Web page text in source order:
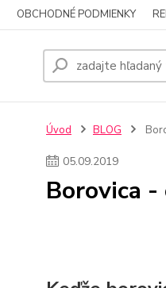
OBCHODNÉ PODMIENKY
Úvod BLOG
05.09.2019
Borovica